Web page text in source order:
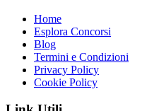
Home
Esplora Concorsi
Blog
Termini e Condizioni
Privacy Policy
Cookie Policy